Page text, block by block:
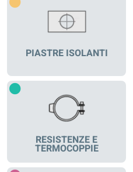
PIASTRE ISOLANTI
RESISTENZE E
TERMOCOPPIE